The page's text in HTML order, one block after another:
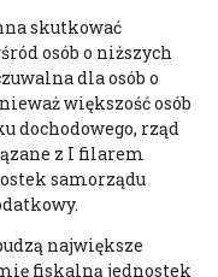
skutkować
osób o niższych
dla osób o
większość osób
dochodowego, rząd
z I filarem
samorządu
największe
fiskalną jednostek